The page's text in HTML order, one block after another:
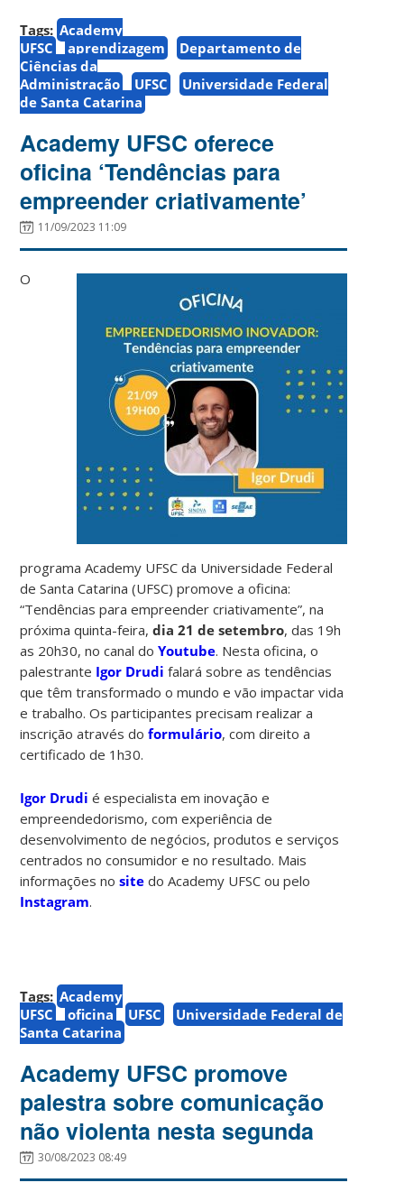
Tags: Academy
UFSC
aprendizagem
Departamento de
Ciências da
Administração
UFSC
Universidade Federal
de Santa Catarina
Academy UFSC oferece
oficina ‘Tendências para
empreender criativamente’
11/09/2023 11:09
O
programa Academy UFSC da Universidade Federal
de Santa Catarina (UFSC) promove a oficina:
“Tendências para empreender criativamente”, na
próxima quinta-feira,dia 21 de setembro, das 19h
as 20h30, no canal doYoutube. Nesta oficina, o
palestrante Igor Drudi falará sobre as tendências
que têm transformado o mundo e vão impactar vida
e trabalho. Os participantes precisam realizar a
inscrição através doformulário, com direito a
certificado de 1h30.
Igor Drudi é especialista em inovação e
empreendedorismo, com experiência de
desenvolvimento de negócios, produtos e serviços
centrados no consumidor e no resultado. Mais
informações nosite do Academy UFSC ou pelo
Instagram.
Tags: Academy
UFSC
oficina UFSC
Universidade Federal de
Santa Catarina
Academy UFSC promove
palestra sobre comunicação
não violenta nesta segunda
30/08/2023 08:49